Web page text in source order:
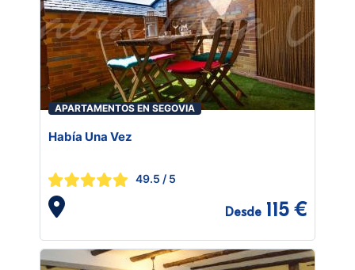
APARTAMENTOS EN SEGOVIA
Había Una Vez
49.5 / 5
Desde 115 €